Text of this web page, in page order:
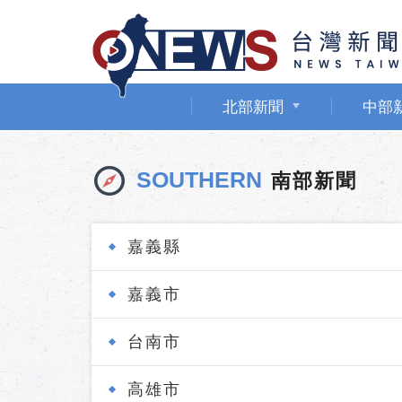
北部新聞 中部
SOUTHERN 南部新聞
嘉義縣
嘉義市
台南市
高雄市